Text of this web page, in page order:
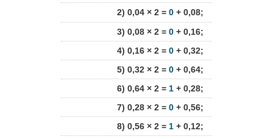
2) 0,04 × 2 = 0 + 0,08;
3) 0,08 × 2 = 0 + 0,16;
4) 0,16 × 2 = 0 + 0,32;
5) 0,32 × 2 = 0 + 0,64;
6) 0,64 × 2 = 1 + 0,28;
7) 0,28 × 2 = 0 + 0,56;
8) 0,56 × 2 = 1 + 0,12;